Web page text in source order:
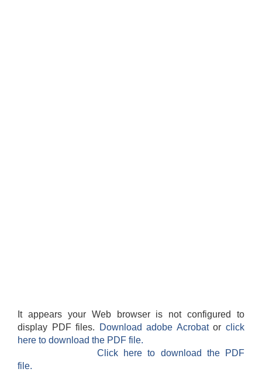
It appears your Web browser is not configured to
display PDF files.
Download adobe Acrobatorclick
here to download the PDF file.
Click here to download the PDF
file.